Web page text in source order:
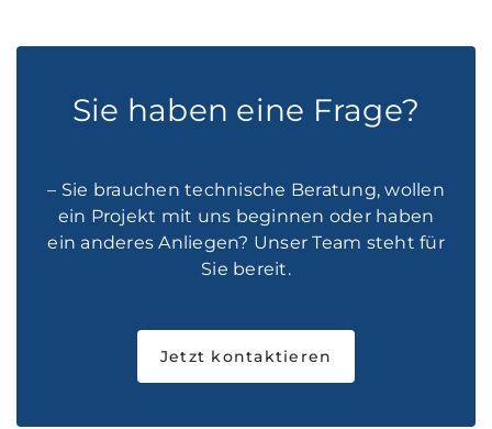
Sie haben eine Frage?
– Sie brauchen technische Beratung, wollen
ein Projekt mit uns beginnen oder haben
ein anderes Anliegen? Unser Team steht für
Sie bereit.
Jetzt kontaktieren